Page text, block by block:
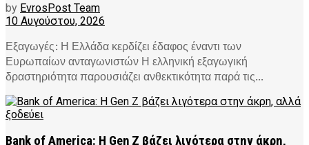
by EvrosPost Team
10 Αυγούστου, 2026
Εξαγωγές: Η Ελλάδα κερδίζει έδαφος έναντι των
Ευρωπαίων ανταγωνιστών Η ελληνική εξαγωγική
δραστηριότητα παρουσιάζει ανθεκτικότητα παρά τις...
Bank of America: Η Gen Z βάζει λιγότερα στην άκρη,